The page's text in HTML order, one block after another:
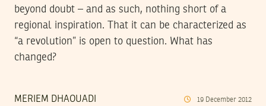
beyond doubt – and as such, nothing short of a
regional inspiration. That it can be characterized as
“a revolution” is open to question. What has
changed?
MERIEM DHAOUADI 19 December 2012